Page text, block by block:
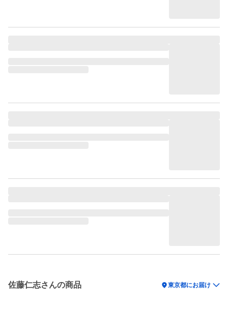
佐藤仁志さんの商品 location_on東京都にお届け